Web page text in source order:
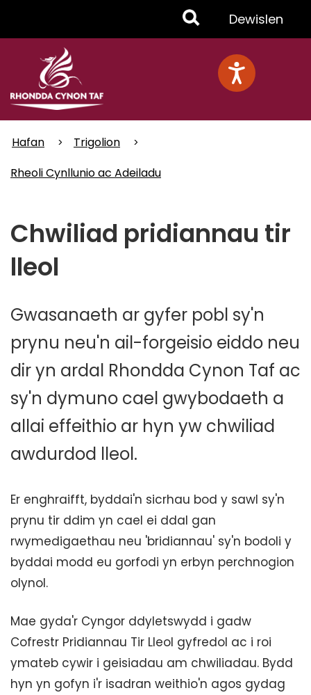
Toggle
Menu
Dewislen
Hafan
Trigolion
Rheoli Cynllunio ac Adeiladu
Chwiliad pridiannau tir
lleol
Gwasanaeth ar gyfer pobl sy'n
prynu neu'n ail-forgeisio eiddo neu
dir yn ardal Rhondda Cynon Taf ac
sy'n dymuno cael gwybodaeth a
allai effeithio ar hyn yw chwiliad
awdurdod lleol.
Er enghraifft, byddai'n sicrhau bod y sawl sy'n
prynu tir ddim yn cael ei ddal gan
rwymedigaethau neu 'bridiannau' sy'n bodoli y
byddai modd eu gorfodi yn erbyn perchnogion
olynol.
Mae gyda'r Cyngor ddyletswydd i gadw
Cofrestr Pridiannau Tir Lleol gyfredol ac i roi
ymateb cywir i geisiadau am chwiliadau. Bydd
hyn yn gofyn i'r isadran weithio'n agos gydag